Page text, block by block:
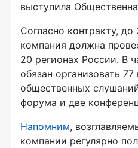
выступила
Согласно контракту,
компания должна
20 регионах России. В
обязан организовать
общественных
форума и две
Напомним,
компании регулярно